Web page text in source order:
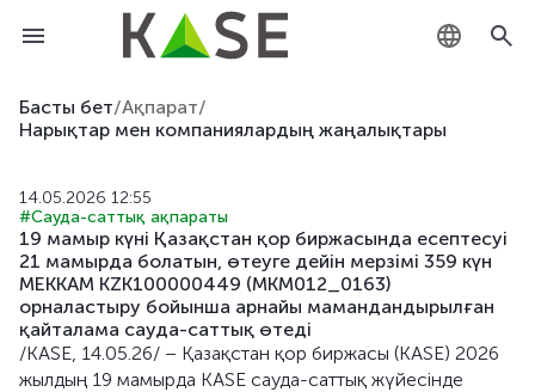
Басты бет/Ақпарат/
Нарықтар мен компаниялардың жаңалықтары
14.05.2026 12:55
#Сауда-саттық ақпараты
19 мамыр күні Қазақстан қор биржасында есептесуі
21 мамырда болатын, өтеуге дейін мерзімі 359 күн
МЕККАМ KZK100000449 (MKM012_0163)
орналастыру бойынша арнайы мамандандырылған
қайталама сауда-саттық өтеді
/KASE, 14.05.26/ – Қазақстан қор биржасы (KASE) 2026
жылдың 19 мамырда KASE сауда-саттық жүйесінде